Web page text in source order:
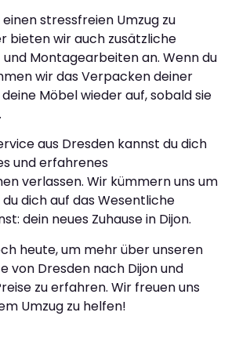
einen stressfreien Umzug zu
bieten wir auch zusätzliche
Montagearbeiten an. Wenn du
wir das Verpacken deiner
Möbel wieder auf, sobald sie
aus Dresden kannst du dich
und erfahrenes
verlassen. Wir kümmern uns um
dich auf das Wesentliche
dein neues Zuhause in Dijon.
heute, um mehr über unseren
von Dresden nach Dijon und
zu erfahren. Wir freuen uns
Umzug zu helfen!